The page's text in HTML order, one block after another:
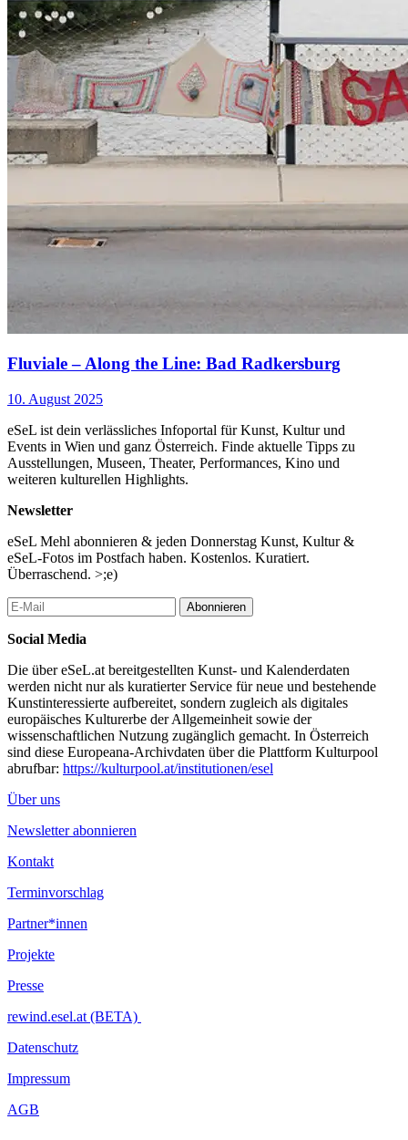
Fluviale – Along the Line: Bad Radkersburg
10. August 2025
eSeL ist dein verlässliches Infoportal für Kunst, Kultur und
Events in Wien und ganz Österreich. Finde aktuelle Tipps zu
Ausstellungen, Museen, Theater, Performances, Kino und
weiteren kulturellen Highlights.
Newsletter
eSeL Mehl abonnieren & jeden Donnerstag Kunst, Kultur &
eSeL-Fotos im Postfach haben. Kostenlos. Kuratiert.
Überraschend. >;e)
Abonnieren
Social Media
Die über eSeL.at bereitgestellten Kunst- und Kalenderdaten
werden nicht nur als kuratierter Service für neue und bestehende
Kunstinteressierte aufbereitet, sondern zugleich als digitales
europäisches Kulturerbe der Allgemeinheit sowie der
wissenschaftlichen Nutzung zugänglich gemacht. In Österreich
sind diese Europeana-Archivdaten über die Plattform Kulturpool
abrufbar: https://kulturpool.at/institutionen/esel
Über uns
Newsletter abonnieren
Kontakt
Terminvorschlag
Partner*innen
Projekte
Presse
rewind.esel.at (BETA)
Datenschutz
Impressum
AGB